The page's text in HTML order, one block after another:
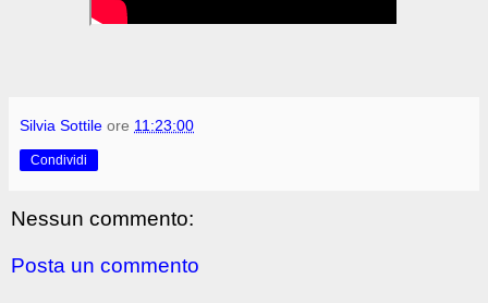
Silvia Sottile ore 11:23:00
Condividi
Nessun commento:
Posta un commento